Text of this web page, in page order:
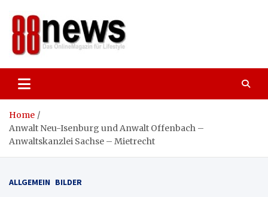
content
Home
Anwalt Neu-Isenburg und Anwalt Offenbach –
Anwaltskanzlei Sachse – Mietrecht
ALLGEMEIN BILDER